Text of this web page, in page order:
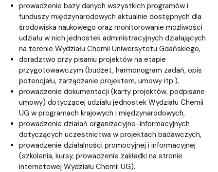
prowadzenie bazy danych wszystkich programów i
funduszy międzynarodowych aktualnie dostępnych dla
środowiska naukowego oraz monitorowanie możliwości
udziału w nich jednostek administracyjnych działających
na terenie Wydziału Chemii Uniwersytetu Gdańskiego,
doradztwo przy pisaniu projektów na etapie
przygotowawczym (budżet, harmonogram zadań, opis
potencjału, zarządzanie projektem, umowy itp.),
prowadzenie dokumentacji (karty projektów, podpisane
umowy) dotyczącej udziału jednostek Wydziału Chemii
UG w programach krajowych i międzynarodowych,
prowadzenie działań organizacyjno-informacyjnych
dotyczących uczestnictwa w projektach badawczych,
prowadzenie działalności promocyjnej i informacyjnej
(szkolenia, kursy, prowadzenie zakładki na stronie
internetowej Wydziału Chemii UG).